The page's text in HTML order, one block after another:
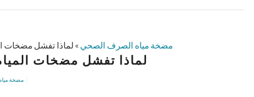
مضخة مياه الصرف الصحي» لماذا تفشل مضخات
لماذا تفشل مضخات
مضخة